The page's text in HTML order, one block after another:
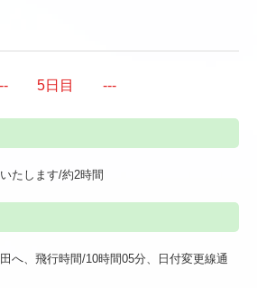
5日目 ---
たします/約2時間
へ、飛行時間/10時間05分、日付変更線通